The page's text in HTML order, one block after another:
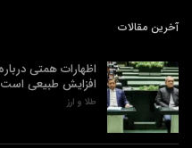
آخرین مقالات
افزایش طبیعی است
طلا و ارز